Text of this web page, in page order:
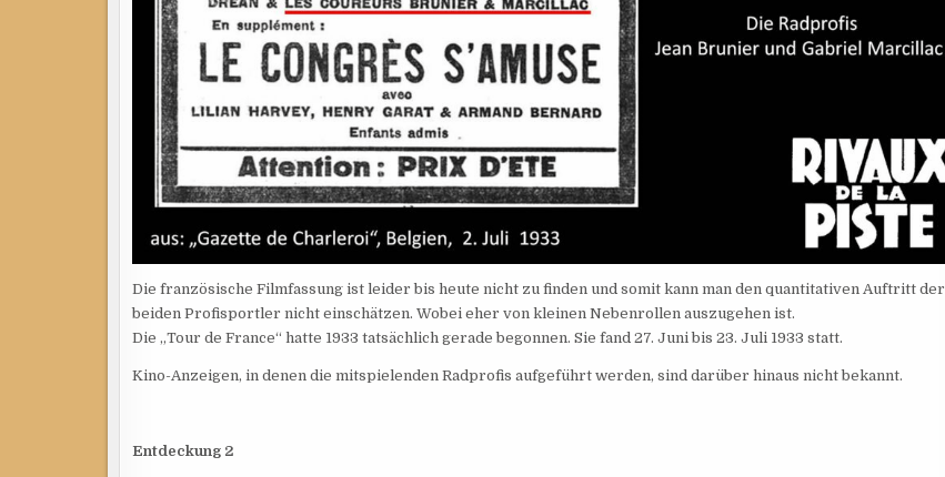
Die französische Filmfassung ist leider bis heute nicht zu finden und somit kann man den quantitativen Auftritt der
beiden Profisportler nicht einschätzen. Wobei eher von kleinen Nebenrollen auszugehen ist.
Die „Tour de France“ hatte 1933 tatsächlich gerade begonnen. Sie fand 27. Juni bis 23. Juli 1933 statt.
Kino-Anzeigen, in denen die mitspielenden Radprofis aufgeführt werden, sind darüber hinaus nicht bekannt.
Entdeckung 2